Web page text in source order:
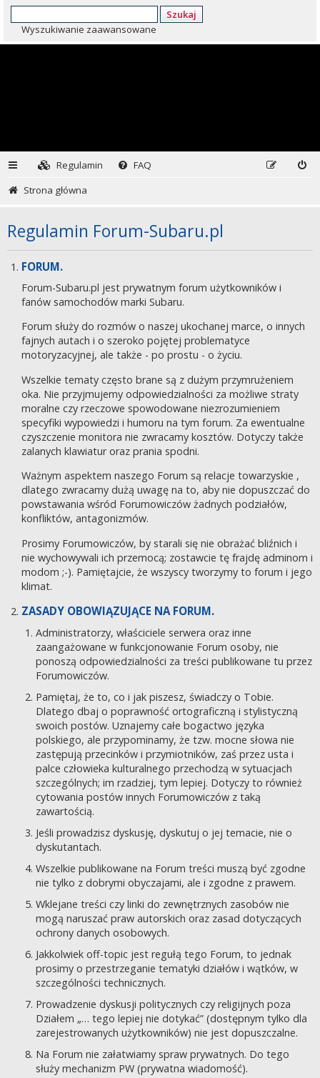
Szukaj
Wyszukiwanie zaawansowane
Regulamin
FAQ
Strona główna
Regulamin Forum-Subaru.pl
FORUM.
Forum-Subaru.pl jest prywatnym forum użytkowników i
fanów samochodów marki Subaru.
Forum służy do rozmów o naszej ukochanej marce, o innych
fajnych autach i o szeroko pojętej problematyce
motoryzacyjnej, ale także - po prostu - o życiu.
Wszelkie tematy często brane są z dużym przymrużeniem
oka. Nie przyjmujemy odpowiedzialności za możliwe straty
moralne czy rzeczowe spowodowane niezrozumieniem
specyfiki wypowiedzi i humoru na tym forum. Za ewentualne
czyszczenie monitora nie zwracamy kosztów. Dotyczy także
zalanych klawiatur oraz prania spodni.
Ważnym aspektem naszego Forum są relacje towarzyskie ,
dlatego zwracamy dużą uwagę na to, aby nie dopuszczać do
powstawania wśród Forumowiczów żadnych podziałów,
konfliktów, antagonizmów.
Prosimy Forumowiczów, by starali się nie obrażać bliźnich i
nie wychowywali ich przemocą; zostawcie tę frajdę adminom i
modom ;-). Pamiętajcie, że wszyscy tworzymy to forum i jego
klimat.
ZASADY OBOWIĄZUJĄCE NA FORUM.
Administratorzy, właściciele serwera oraz inne
zaangażowane w funkcjonowanie Forum osoby, nie
ponoszą odpowiedzialności za treści publikowane tu przez
Forumowiczów.
Pamiętaj, że to, co i jak piszesz, świadczy o Tobie.
Dlatego dbaj o poprawność ortograficzną i stylistyczną
swoich postów. Uznajemy całe bogactwo języka
polskiego, ale przypominamy, że tzw. mocne słowa nie
zastępują przecinków i przymiotników, zaś przez usta i
palce człowieka kulturalnego przechodzą w sytuacjach
szczególnych; im rzadziej, tym lepiej. Dotyczy to również
cytowania postów innych Forumowiczów z taką
zawartością.
Jeśli prowadzisz dyskusję, dyskutuj o jej temacie, nie o
dyskutantach.
Wszelkie publikowane na Forum treści muszą być zgodne
nie tylko z dobrymi obyczajami, ale i zgodne z prawem.
Wklejane treści czy linki do zewnętrznych zasobów nie
mogą naruszać praw autorskich oraz zasad dotyczących
ochrony danych osobowych.
Jakkolwiek off-topic jest regułą tego Forum, to jednak
prosimy o przestrzeganie tematyki działów i wątków, w
szczególności technicznych.
Prowadzenie dyskusji politycznych czy religijnych poza
Działem „… tego lepiej nie dotykać” (dostępnym tylko dla
zarejestrowanych użytkowników) nie jest dopuszczalne.
Na Forum nie załatwiamy spraw prywatnych. Do tego
służy mechanizm PW (prywatna wiadomość).